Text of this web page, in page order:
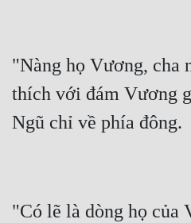
"Nàng họ Vương, cha
thích với đám Vương
"Có lẽ là dòng họ của